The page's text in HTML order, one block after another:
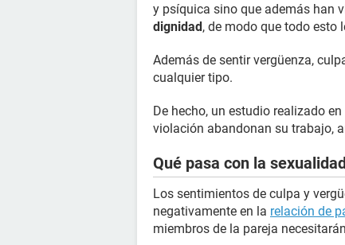
y psíquica sino que además han
dignidad, de modo que todo esto
Además de sentir vergüenza,
cualquier tipo.
De hecho, un estudio realizado
violación abandonan su trabajo,
Qué pasa con la
Los sentimientos de culpa y
negativamente en la relación de
miembros de la pareja